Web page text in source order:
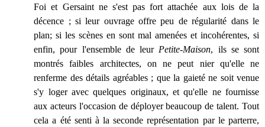
Foi et Gersaint ne s'est pas fort attachée aux lois de la
décence ; si leur ouvrage offre peu de régularité dans le
plan; si les scènes en sont mal amenées et incohérentes, si
enfin, pour l'ensemble de leur Petite-Maison, ils se sont
montrés faibles architectes, on ne peut nier qu'elle ne
renferme des détails agréables ; que la gaieté ne soit venue
s'y loger avec quelques originaux, et qu'elle ne fournisse
aux acteurs l'occasion de déployer beaucoup de talent. Tout
cela a été senti à la seconde représentation par le parterre,